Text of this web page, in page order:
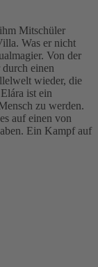
Mitschüler
Was er nicht
Von der
einen
wieder, die
ist ein
zu werden.
auf einen von
Ein Kampf auf